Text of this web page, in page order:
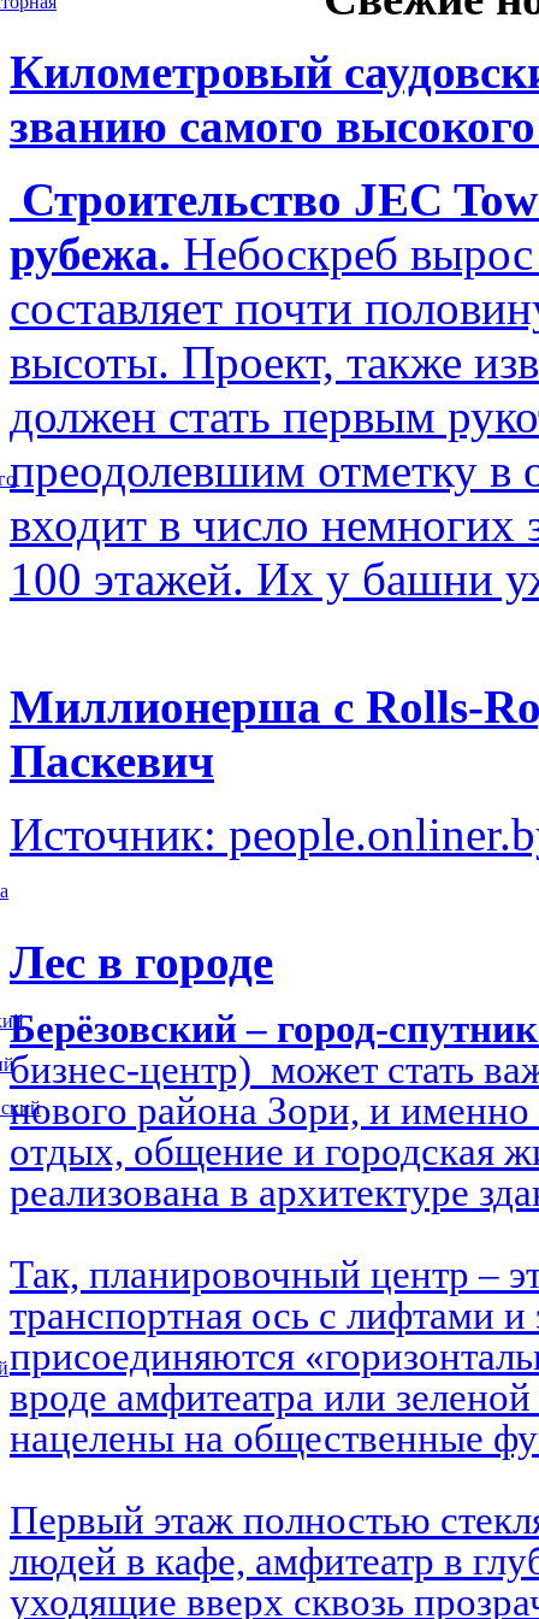
Километровый
званию самого
Строительство JEC
рубежа. Небоскреб
составляет почти
высоты. Проект, также
должен стать первым
преодолевшим отметку в
входит в число
100 этажей. Их у башни
Миллионерша с Rolls-
Паскевич
Источник:
Лес в городе
Берёзовский – город-
бизнес-центр) может стать
нового района Зори, и именно
отдых, общение и городская
реализована в архитектуре
Так, планировочный центр –
транспортная ось с лифтами и
присоединяются
вроде амфитеатра или
нацелены на общественные
Первый этаж полностью
людей в кафе, амфитеатр в
уходящие вверх сквозь